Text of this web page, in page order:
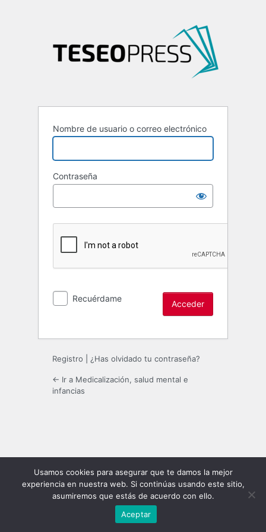
Nombre de usuario o correo electrónico
Contraseña
Recuérdame
Registro ¿Has olvidado tu contraseña?
← Ir a Medicalización, salud mental e
infancias
Usamos cookies para asegurar que te damos la mejor
experiencia en nuestra web. Si continúas usando este sitio,
asumiremos que estás de acuerdo con ello.
Aceptar